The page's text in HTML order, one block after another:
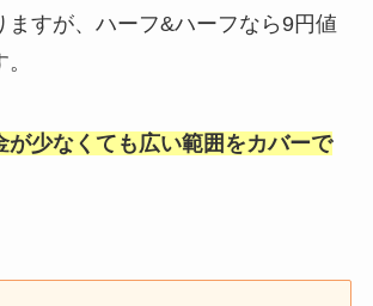
ますが、ハーフ&ハーフなら9円値
が少なくても広い範囲をカバーで